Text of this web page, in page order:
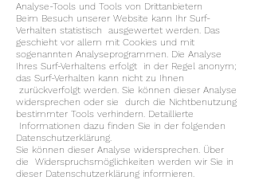
Analyse-Tools und Tools von Drittanbietern
Beim Besuch unserer Website kann Ihr Surf-
Verhalten statistisch ausgewertet werden. Das
geschieht vor allem mit Cookies und mit
sogenannten Analyseprogrammen. Die Analyse
Ihres Surf-Verhaltens erfolgt in der Regel anonym;
das Surf-Verhalten kann nicht zu Ihnen
zurückverfolgt werden. Sie können dieser Analyse
widersprechen oder sie durch die Nichtbenutzung
bestimmter Tools verhindern. Detaillierte
Informationen dazu finden Sie in der folgenden
Datenschutzerklärung.
Sie können dieser Analyse widersprechen. Über
die Widerspruchsmöglichkeiten werden wir Sie in
dieser Datenschutzerklärung informieren.